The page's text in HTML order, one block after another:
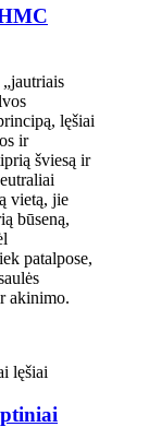
lęšiai
ir
šviesą ir
vietą, jie
būseną,
patalpose,
akinimo.